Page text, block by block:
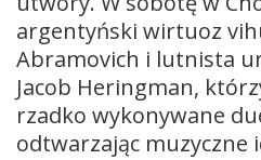
argentyński wirtuoz
Abramovich i lutnista
Jacob Heringman,
rzadko wykonywane
odtwarzając muzyczne